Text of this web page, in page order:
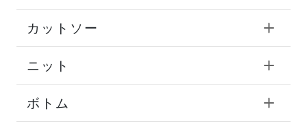
カットソー
ニット
ボトム